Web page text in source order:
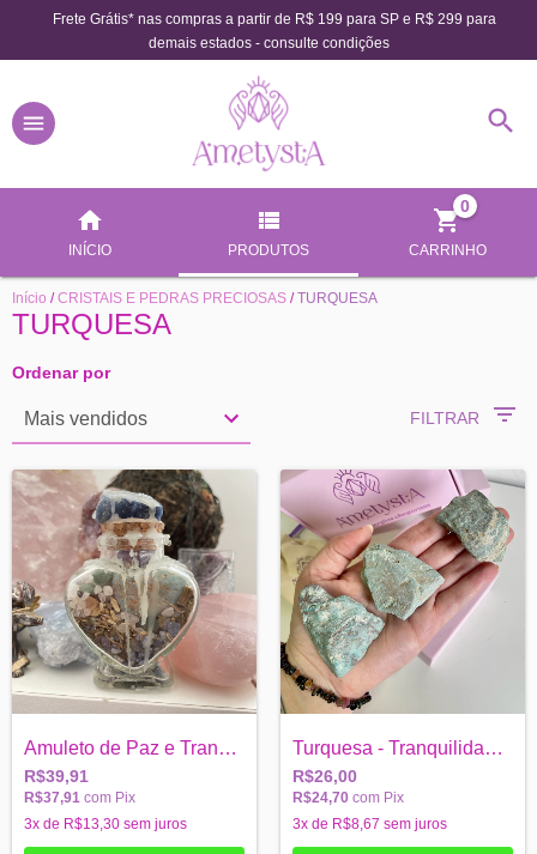
Frete Grátis* nas compras a partir de R$ 199 para SP e R$ 299 para
demais estados - consulte condições
INÍCIO PRODUTOS CARRINHO
0
Início / CRISTAIS E PEDRAS PRECIOSAS / TURQUESA
TURQUESA
Ordenar por
FILTRAR
Amuleto de Paz e Tranquilidade - Durma b...
R$39,91
R$37,91 com Pix
3x de R$13,30 sem juros
Turquesa - Tranquilidade e Perdão - pedr...
R$26,00
R$24,70 com Pix
3x de R$8,67 sem juros